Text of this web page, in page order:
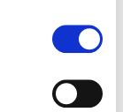
w/d) für